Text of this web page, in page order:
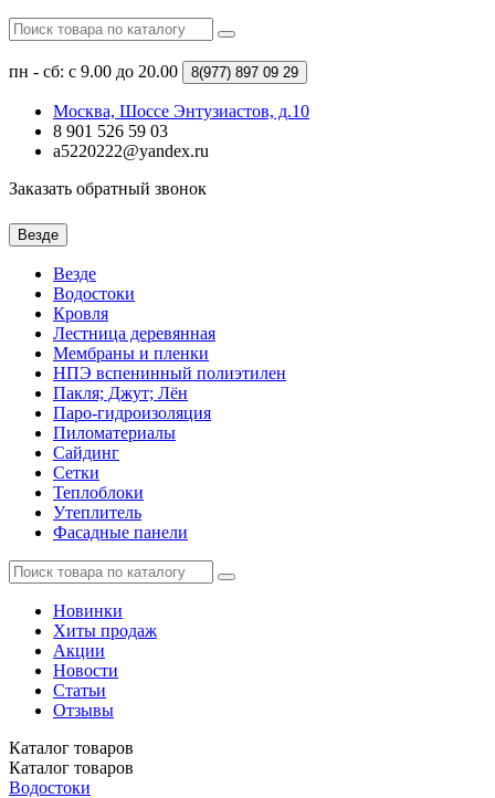
пн - сб: с 9.00 до 20.00 8(977) 897 09 29
Москва, Шоссе Энтузиастов, д.10
8 901 526 59 03
a5220222@yandex.ru
Заказать обратный звонок
Везде
Везде
Водостоки
Кровля
Лестница деревянная
Мембраны и пленки
НПЭ вспенинный полиэтилен
Пакля; Джут; Лён
Паро-гидроизоляция
Пиломатериалы
Сайдинг
Сетки
Теплоблоки
Утеплитель
Фасадные панели
Новинки
Хиты продаж
Акции
Новости
Статьи
Отзывы
Каталог товаров
Каталог товаров
Водостоки